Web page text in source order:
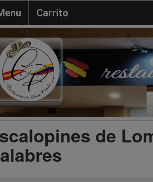
Carrito
de